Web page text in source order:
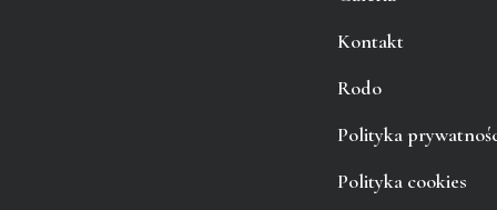
Kontakt
Rodo
Polityka
Polityka cookies